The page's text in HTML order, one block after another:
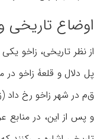
اوضاع تاریخی
از نظر تاریخی، زاخو